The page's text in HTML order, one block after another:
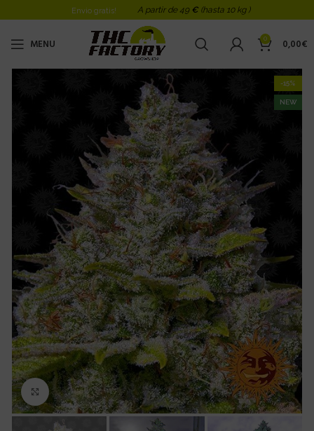
Envio gratis! A partir de 49 € (hasta 10 kg )
MENU 0 0,00€
-15%
NEW
Click to enlarge